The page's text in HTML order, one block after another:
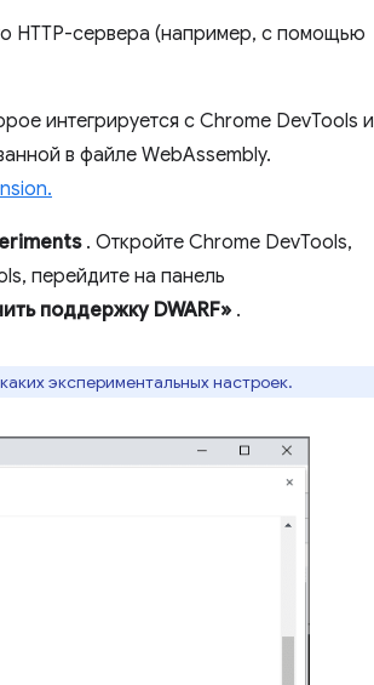
HTTP-сервера (например, с помощью
интегрируется с Chrome DevTools и
в файле WebAssembly.
. Откройте Chrome DevTools,
перейдите на панель
поддержку DWARF» .
экспериментальных настроек.